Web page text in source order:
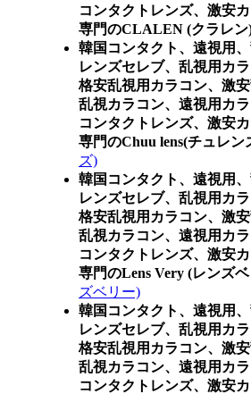
コンタクトレンズ、激安
専門のCLALEN (クラレン
韓国コンタクト、遠視用
レンズセレブ、乱視用カ
格安乱視用カラコン、激
乱視カラコン、遠視用カ
コンタクトレンズ、激安
専門のChuu lens(チュレン
ズ)
韓国コンタクト、遠視用
レンズセレブ、乱視用カ
格安乱視用カラコン、激
乱視カラコン、遠視用カ
コンタクトレンズ、激安
専門のLens Very (レンズ
ズベリー)
韓国コンタクト、遠視用
レンズセレブ、乱視用カ
格安乱視用カラコン、激
乱視カラコン、遠視用カ
コンタクトレンズ、激安